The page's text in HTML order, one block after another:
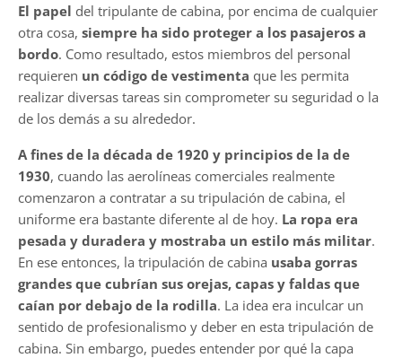
El papel del tripulante de cabina, por encima de cualquier
otra cosa, siempre ha sido proteger a los pasajeros a
bordo. Como resultado, estos miembros del personal
requieren un código de vestimenta que les permita
realizar diversas tareas sin comprometer su seguridad o la
de los demás a su alrededor.
A fines de la década de 1920 y principios de la de
1930, cuando las aerolíneas comerciales realmente
comenzaron a contratar a su tripulación de cabina, el
uniforme era bastante diferente al de hoy. La ropa era
pesada y duradera y mostraba un estilo más militar.
En ese entonces, la tripulación de cabina usaba gorras
grandes que cubrían sus orejas, capas y faldas que
caían por debajo de la rodilla. La idea era inculcar un
sentido de profesionalismo y deber en esta tripulación de
cabina. Sin embargo, puedes entender por qué la capa